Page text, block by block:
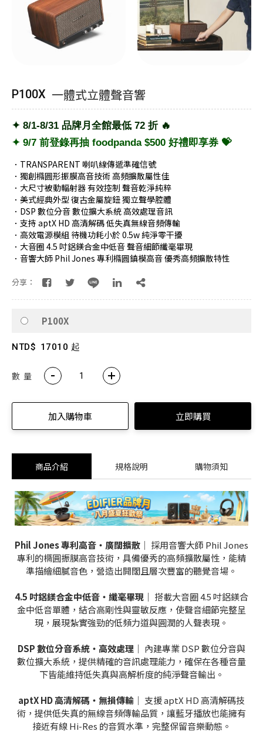
P100X 一體式立體聲音響
✦ 8/1-8/31 品牌月全館最低 72 折 🔥
✦ 9/7 前登錄再抽 foodpanda $500 好禮即享券 💝
．TRANSPARENT 喇叭線傳遞準確信號
．獨創橢圓形振膜高音技術 高頻擴散屬性佳
．大尺寸被動輻射器 有效控制 聲音乾淨純粹
．美式經典外型 復古金屬旋鈕 獨立聲學腔體
．DSP 數位分音 數位擴大系統 高效處理音訊
．支持 aptX HD 高清解碼 低失真無線音頻傳輸
．高效電源模組 待機功耗小於 0.5w 純淨零干擾
．大音圈 4.5 吋鋁鎂合金中低音 聲音細節纖毫畢現
．音響大師 Phil Jones 專利橢圓鎮模高音 優秀高頻擴散特性
分享：
P100X
NTD$ 17010 起
數 量
加入購物車 立即購買
商品介紹 規格說明 購物須知
Phil Jones 專利高音・廣闊擴散 ｜ 採用音響大師 Phil Jones
專利的橢圓振膜高音技術，具備優秀的高頻擴散屬性，能精
準描繪細膩音色，營造出開闊且層次豐富的聽覺音場。
4.5 吋鋁鎂合金中低音・纖毫畢現 ｜ 搭載大音圈 4.5 吋鋁鎂合
金中低音單體，結合高剛性與靈敏反應，使聲音細節完整呈
現，展現紮實強勁的低頻力道與圓潤的人聲表現。
DSP 數位分音系統・高效處理 ｜ 內建專業 DSP 數位分音與
數位擴大系統，提供精確的音訊處理能力，確保在各種音量
下皆能維持低失真與高解析度的純淨聲音輸出。
aptX HD 高清解碼・無損傳輸 ｜ 支援 aptX HD 高清解碼技
術，提供低失真的無線音頻傳輸品質，讓藍牙播放也能擁有
接近有線 Hi-Res 的音質水準，完整保留音樂動態。